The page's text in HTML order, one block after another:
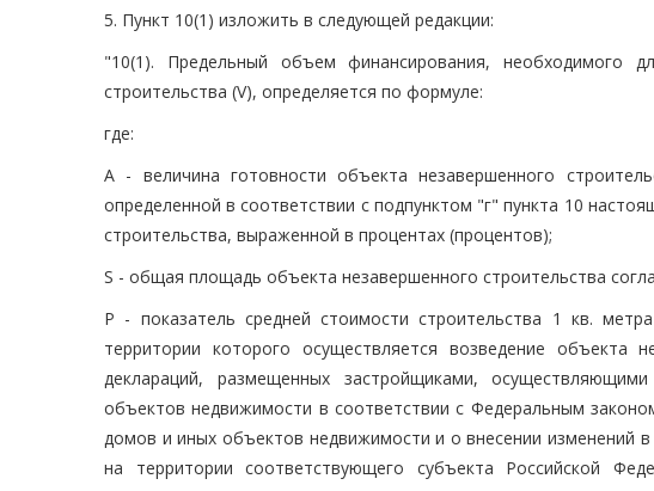
5. Пункт 10(1) изложить в следующей редакции:
"10(1). Предельный объем финансирования, необходимого
строительства (V), определяется по формуле:
где:
A - величина готовности объекта незавершенного
определенной в соответствии с подпунктом "г" пункта 10
строительства, выраженной в процентах (процентов);
S - общая площадь объекта незавершенного строительства
P - показатель средней стоимости строительства 1 кв.
территории которого осуществляется возведение объекта
деклараций, размещенных застройщиками,
объектов недвижимости в соответствии с Федеральным
домов и иных объектов недвижимости и о внесении изменений
на территории соответствующего субъекта Российской